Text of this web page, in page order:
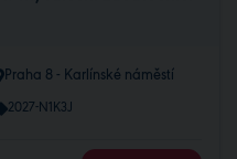
Praha 8 - Karlínské náměstí
2027-N1K3J